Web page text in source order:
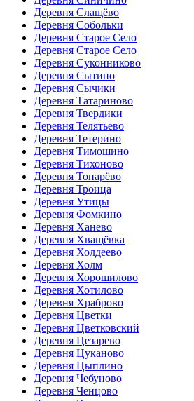
Деревня Слащёво
Деревня Собольки
Деревня Старое Село
Деревня Старое Село
Деревня Суконниково
Деревня Сытино
Деревня Сычики
Деревня Татариново
Деревня Твердики
Деревня Телятьево
Деревня Тетерино
Деревня Тимошино
Деревня Тихоново
Деревня Топарёво
Деревня Троица
Деревня Утицы
Деревня Фомкино
Деревня Ханево
Деревня Хващёвка
Деревня Холдеево
Деревня Холм
Деревня Хорошилово
Деревня Хотилово
Деревня Храброво
Деревня Цветки
Деревня Цветковский
Деревня Цезарево
Деревня Цуканово
Деревня Цыплино
Деревня Чебуново
Деревня Ченцово